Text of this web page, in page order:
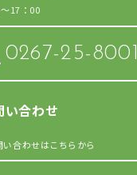
17：00
0267-25-8001
い合わせ
合わせはこちらから